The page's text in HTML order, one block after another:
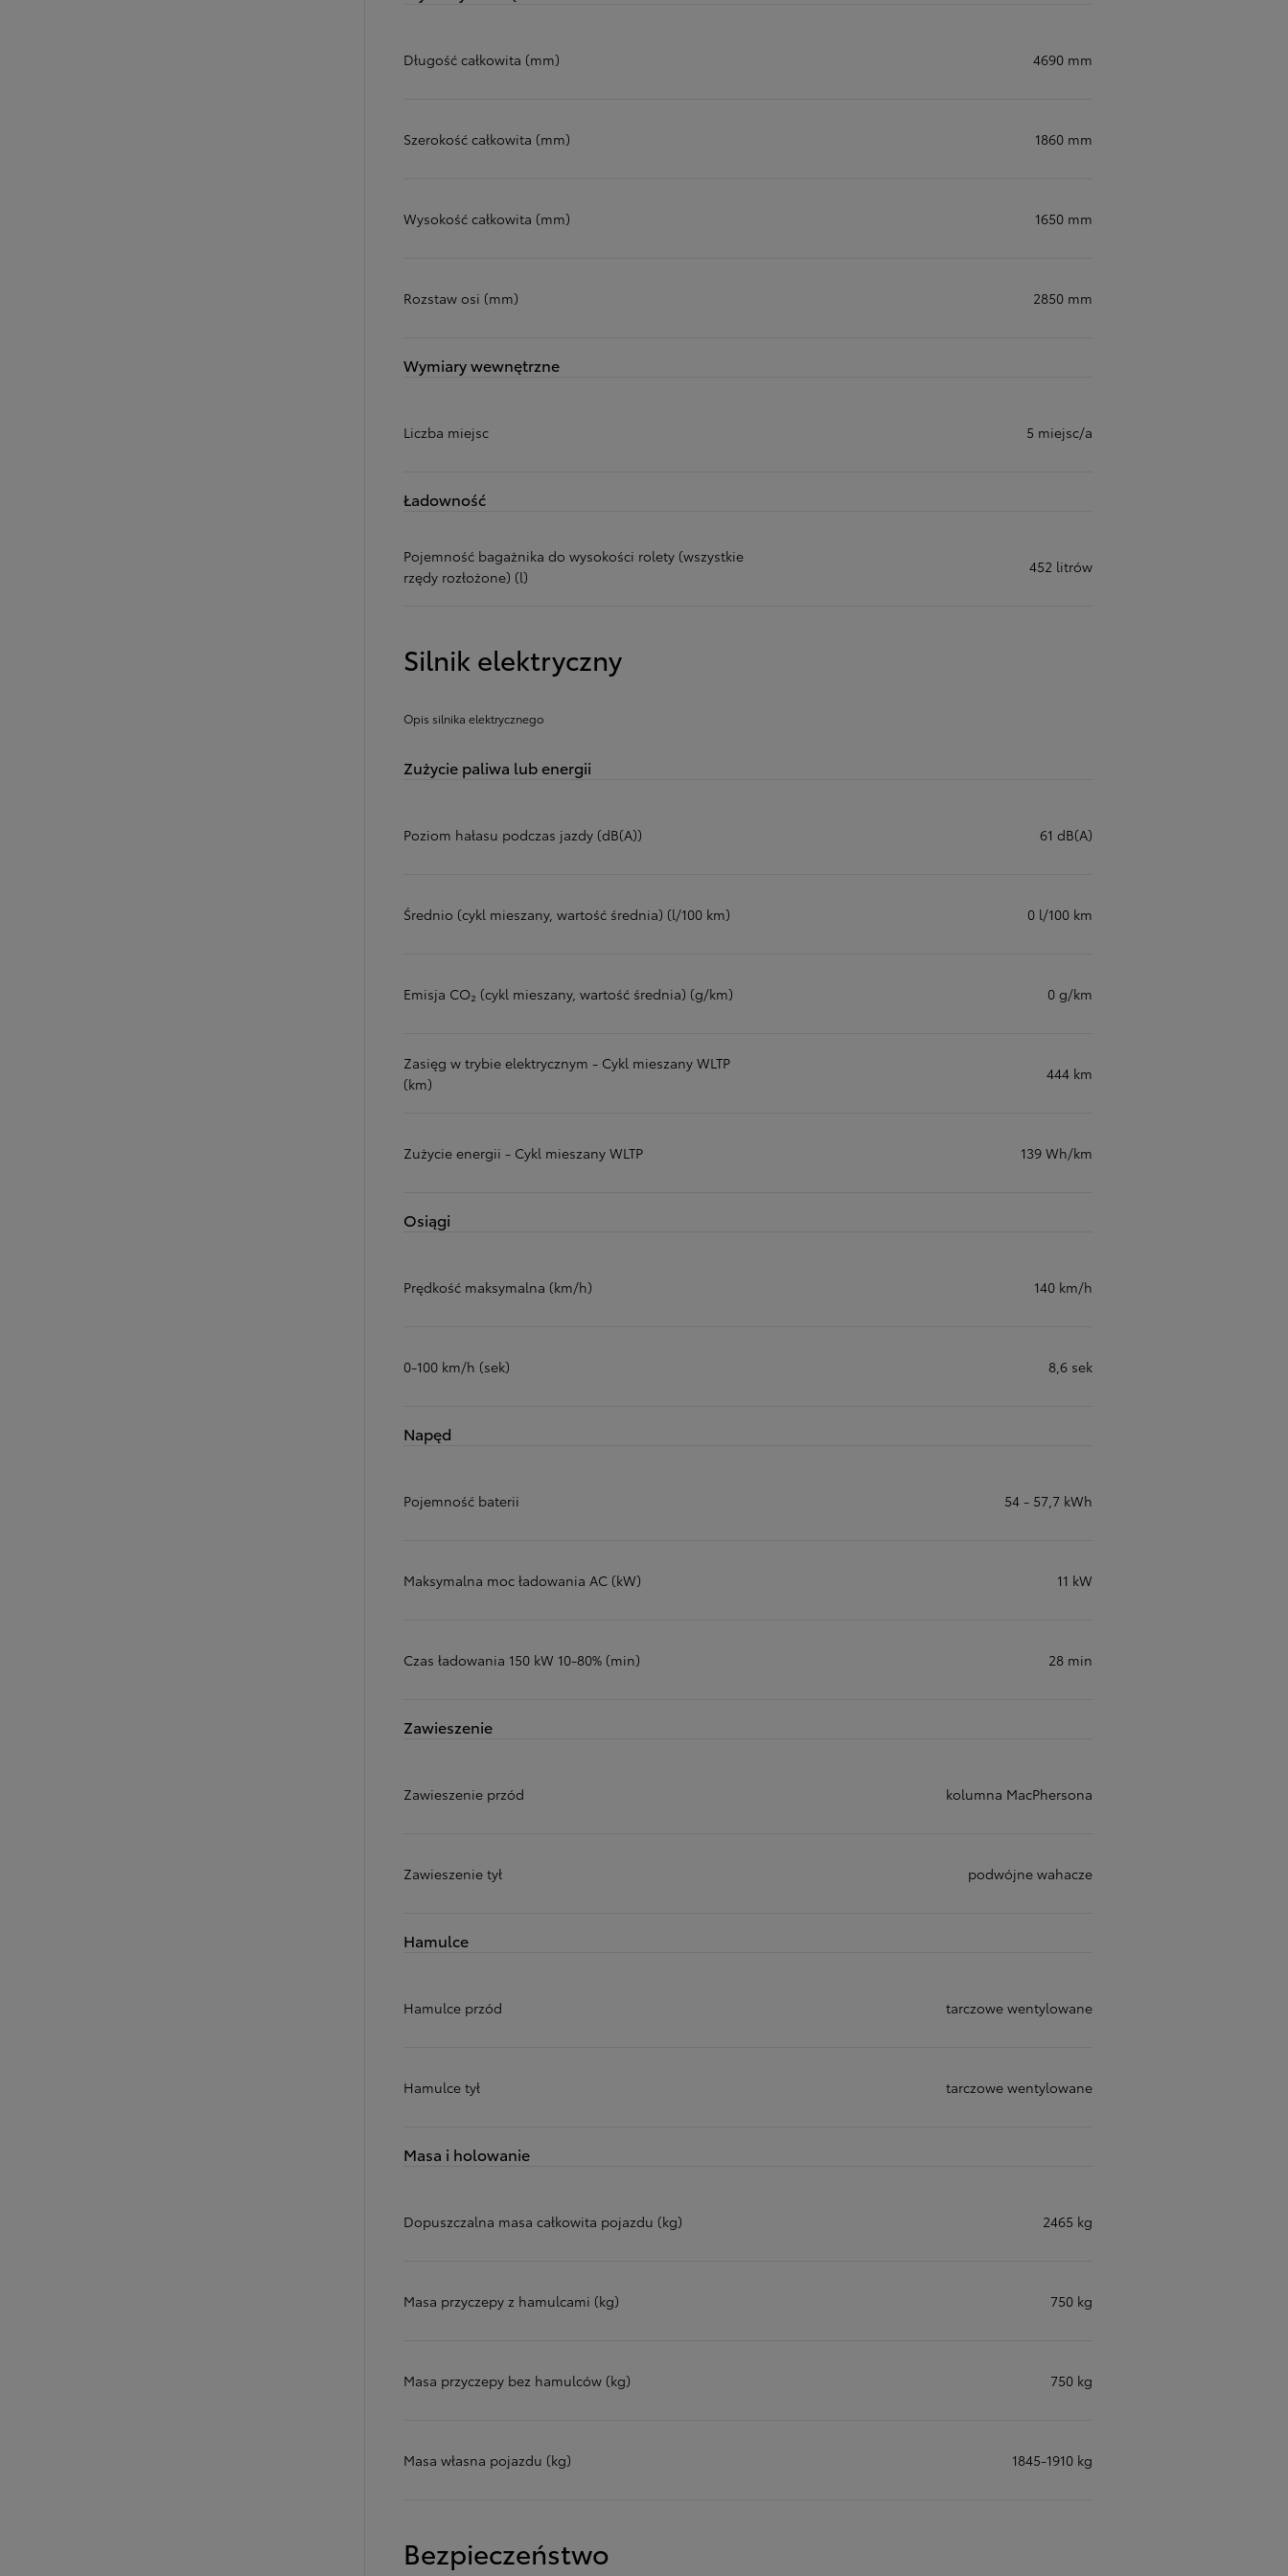
Długość całkowita (mm) 4690 mm
Szerokość całkowita (mm) 1860 mm
Wysokość całkowita (mm) 1650 mm
Rozstaw osi (mm) 2850 mm
Wymiary wewnętrzne
Liczba miejsc 5 miejsc/a
Ładowność
Pojemność bagażnika do wysokości rolety (wszystkie
rzędy rozłożone) (l)
452 litrów
Silnik elektryczny
Opis silnika elektrycznego
Zużycie paliwa lub energii
Poziom hałasu podczas jazdy (dB(A)) 61 dB(A)
Średnio (cykl mieszany, wartość średnia) (l/100 km) 0 l/100 km
Emisja CO₂ (cykl mieszany, wartość średnia) (g/km) 0 g/km
Zasięg w trybie elektrycznym - Cykl mieszany WLTP
(km)
444 km
Zużycie energii - Cykl mieszany WLTP 139 Wh/km
Osiągi
Prędkość maksymalna (km/h) 140 km/h
0-100 km/h (sek) 8,6 sek
Napęd
Pojemność baterii 54 - 57,7 kWh
Maksymalna moc ładowania AC (kW) 11 kW
Czas ładowania 150 kW 10-80% (min) 28 min
Zawieszenie
Zawieszenie przód kolumna MacPhersona
Zawieszenie tył podwójne wahacze
Hamulce
Hamulce przód tarczowe wentylowane
Hamulce tył tarczowe wentylowane
Masa i holowanie
Dopuszczalna masa całkowita pojazdu (kg) 2465 kg
Masa przyczepy z hamulcami (kg) 750 kg
Masa przyczepy bez hamulców (kg) 750 kg
Masa własna pojazdu (kg) 1845-1910 kg
Bezpieczeństwo